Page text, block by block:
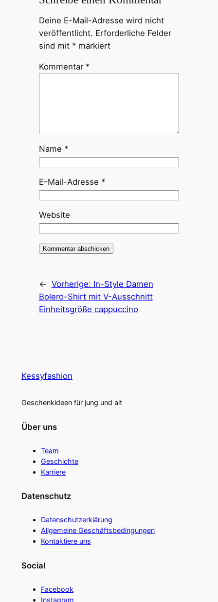
Deine E-Mail-Adresse wird nicht
veröffentlicht. Erforderliche Felder
sind mit *markiert
Kommentar *
Name *
E-Mail-Adresse *
Website
← Vorherige: In-Style Damen
Bolero-Shirt mit V-Ausschnitt
Einheitsgröße cappuccino
Kessyfashion
Geschenkideen für jung und alt
Über uns
Team
Geschichte
Karriere
Datenschutz
Datenschutzerklärung
Allgemeine Geschäftsbedingungen
Kontaktiere uns
Social
Facebook
Instagram